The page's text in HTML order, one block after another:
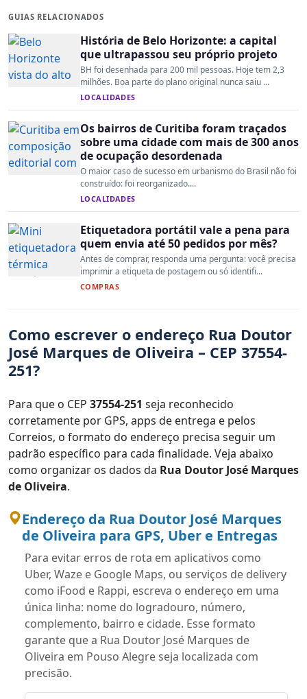
GUIAS RELACIONADOS
História de Belo Horizonte: a capital
que ultrapassou seu próprio projeto
BH foi desenhada para 200 mil pessoas. Hoje tem 2,3
milhões. Boa parte do plano original nunca saiu ...
LOCALIDADES
Os bairros de Curitiba foram traçados
sobre uma cidade com mais de 300 anos
de ocupação desordenada
O maior caso de sucesso em urbanismo do Brasil não foi
construído: foi reorganizado....
LOCALIDADES
Etiquetadora portátil vale a pena para
quem envia até 50 pedidos por mês?
Antes de comprar, responda uma pergunta: você precisa
imprimir a etiqueta de postagem ou só identifi...
COMPRAS
Como escrever o endereço Rua Doutor
José Marques de Oliveira – CEP 37554-
251?
Para que o CEP 37554-251 seja reconhecido
corretamente por GPS, apps de entrega e pelos
Correios, o formato do endereço precisa seguir um
padrão específico para cada finalidade. Veja abaixo
como organizar os dados da Rua Doutor José Marques
de Oliveira.
Endereço da Rua Doutor José Marques
de Oliveira para GPS, Uber e Entregas
Para evitar erros de rota em aplicativos como
Uber, Waze e Google Maps, ou serviços de delivery
como iFood e Rappi, escreva o endereço em uma
única linha: nome do logradouro, número,
complemento, bairro e cidade. Esse formato
garante que a Rua Doutor José Marques de
Oliveira em Pouso Alegre seja localizada com
precisão.